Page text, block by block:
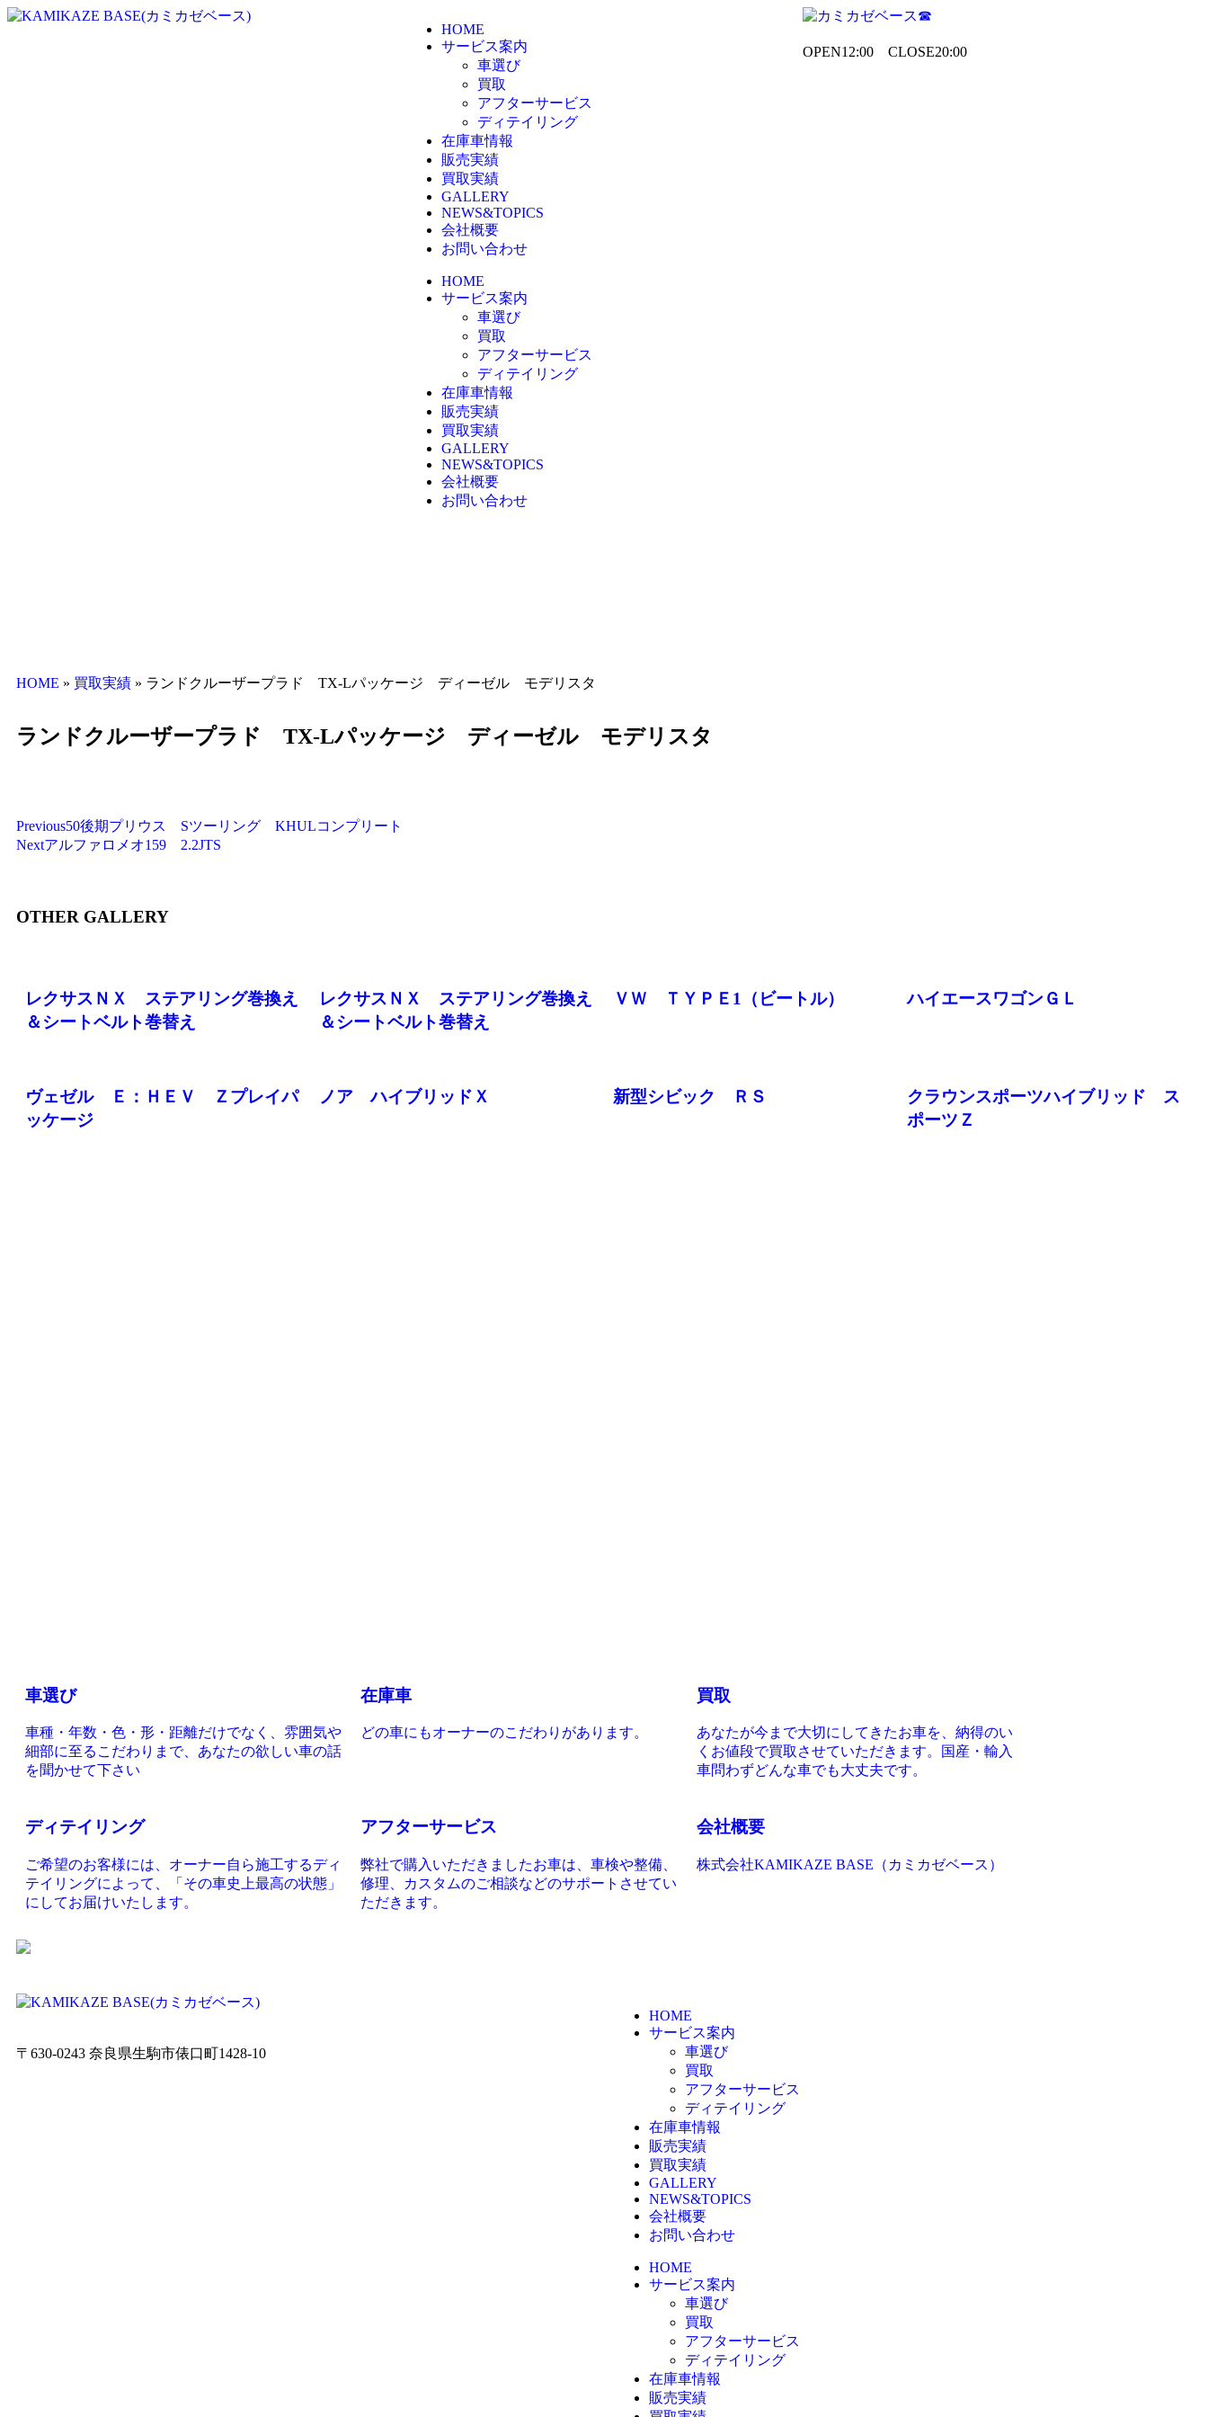
HOME
サービス案内
車選び
買取
アフターサービス
ディテイリング
在庫車情報
販売実績
買取実績
GALLERY
NEWS&TOPICS
会社概要
お問い合わせ
HOME
サービス案内
車選び
買取
アフターサービス
ディテイリング
在庫車情報
販売実績
買取実績
GALLERY
NEWS&TOPICS
会社概要
お問い合わせ
OPEN12:00 CLOSE20:00
HOME » 買取実績 » ランドクルーザープラド TX-Lパッケージ ディーゼル モデリスタ
ランドクルーザープラド TX-Lパッケージ ディーゼル モデリスタ
Previous50後期プリウス Sツーリング KHULコンプリート
Nextアルファロメオ159 2.2JTS
OTHER GALLERY
レクサスＮＸ ステアリング巻換え
＆シートベルト巻替え
レクサスＮＸ ステアリング巻換え
＆シートベルト巻替え
ＶＷ ＴＹＰＥ1（ビートル） ハイエースワゴンＧＬ
ヴェゼル Ｅ：ＨＥＶ Ｚプレイパ
ッケージ
ノア ハイブリッドＸ 新型シビック ＲＳ
クラウンスポーツハイブリッド ス
ポーツＺ
車選び
車種・年数・色・形・距離だけでなく、雰囲気や
細部に至るこだわりまで、あなたの欲しい車の話
を聞かせて下さい
在庫車
どの車にもオーナーのこだわりがあります。
買取
あなたが今まで大切にしてきたお車を、納得のい
くお値段で買取させていただきます。国産・輸入
車問わずどんな車でも大丈夫です。
ディテイリング
ご希望のお客様には、オーナー自ら施工するディ
テイリングによって、「その車史上最高の状態」
にしてお届けいたします。
アフターサービス
弊社で購入いただきましたお車は、車検や整備、
修理、カスタムのご相談などのサポートさせてい
ただきます。
会社概要
株式会社KAMIKAZE BASE（カミカゼベース）
〒630-0243 奈良県生駒市俵口町1428-10
HOME
サービス案内
車選び
買取
アフターサービス
ディテイリング
在庫車情報
販売実績
買取実績
GALLERY
NEWS&TOPICS
会社概要
お問い合わせ
HOME
サービス案内
車選び
買取
アフターサービス
ディテイリング
在庫車情報
販売実績